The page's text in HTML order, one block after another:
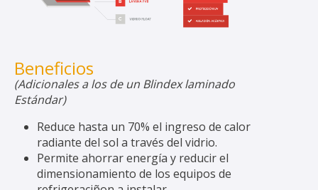
Beneficios
(Adicionales a los de un Blindex laminado
Estándar)
Reduce hasta un 70% el ingreso de calor
radiante del sol a través del vidrio.
Permite ahorrar energía y reducir el
dimensionamiento de los equipos de